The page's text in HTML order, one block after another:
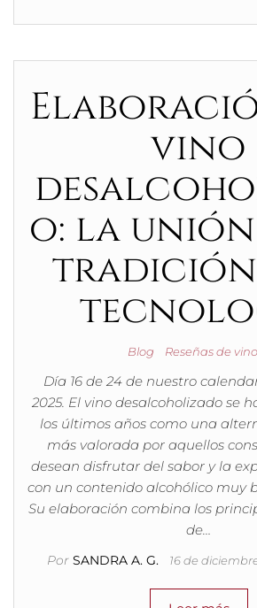
vino
o: la
Blog Reseñas de
Día 16 de 24 de nuestro
2025. El vino desalcoholizado se
los últimos años como una
más valorada por aquellos
desean disfrutar del sabor y la
con un contenido alcohólico muy
Su elaboración combina los
de…
Por SANDRA A. G. 16 de